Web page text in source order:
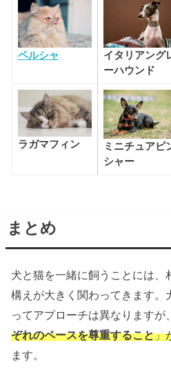
ペルシャ
イタリアング
ーハウンド
ラガマフィン
ミニチュアピ
シャー
まとめ
犬と猫を一緒に飼うことには、
構えが大きく関わってきます。
ってアプローチは異なりますが
ぞれのペースを尊重すること」
ます。